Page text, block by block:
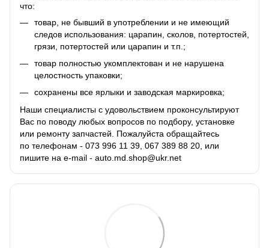
что:
товар, не бывший в употреблении и не имеющий
следов использования: царапин, сколов, потертостей,
грязи, потертостей или царапин и т.п.;
товар полностью укомплектован и не нарушена
целостность упаковки;
сохранены все ярлыки и заводская маркировка;
Наши специалисты с удовольствием проконсультируют
Вас по поводу любых вопросов по подбору, установке
или ремонту запчастей. Пожалуйста обращайтесь
по телефонам - 073 996 11 39, 067 389 88 20, или
пишите на e-mail - auto.md.shop@ukr.net